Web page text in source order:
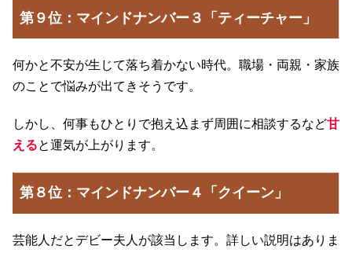
第９位：マインドナンバー３「ティーチャー」
何かと不安が生じて落ち着かない時代。職場・両親・家族
のことで悩みが出てきそうです。
しかし、何事もひとりで抱え込まず周囲に相談するなど甘
えると運気が上がります。
第８位：マインドナンバー４「クイーン」
芸能人だとデビー夫人が該当します。詳しい説明はありま